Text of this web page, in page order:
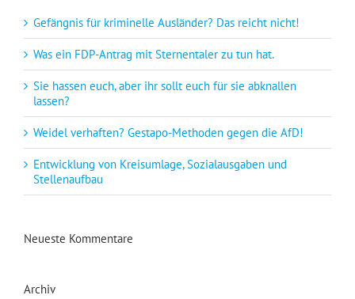
Gefängnis für kriminelle Ausländer? Das reicht nicht!
Was ein FDP-Antrag mit Sternentaler zu tun hat.
Sie hassen euch, aber ihr sollt euch für sie abknallen
lassen?
Weidel verhaften? Gestapo-Methoden gegen die AfD!
Entwicklung von Kreisumlage, Sozialausgaben und
Stellenaufbau
Neueste Kommentare
Archiv